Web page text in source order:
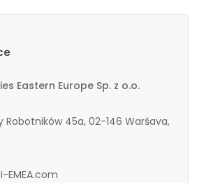
Eastern Europe Sp. z o.o.
45a, 02-146 Waršava,
EMEA.com